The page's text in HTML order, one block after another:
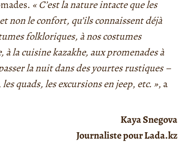
« C’est la nature intacte que les
non le confort, qu’ils connaissent déjà
folkloriques, à nos costumes
la cuisine kazakhe, aux promenades à
la nuit dans des yourtes rustiques –
quads, les excursions en jeep, etc. », a
Kaya Snegova
Journaliste pour Lada.kz